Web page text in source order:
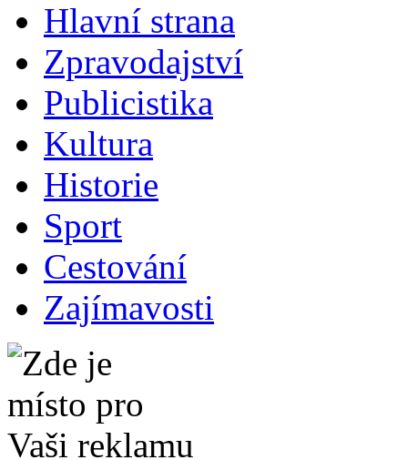
Hlavní strana
Zpravodajství
Publicistika
Kultura
Historie
Sport
Cestování
Zajímavosti